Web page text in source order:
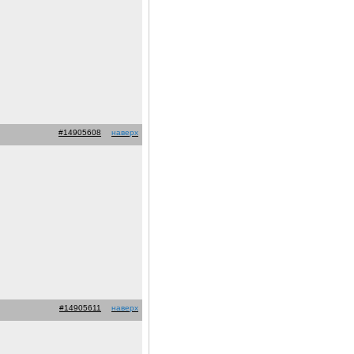
#14905608 наверх
#14905611 наверх